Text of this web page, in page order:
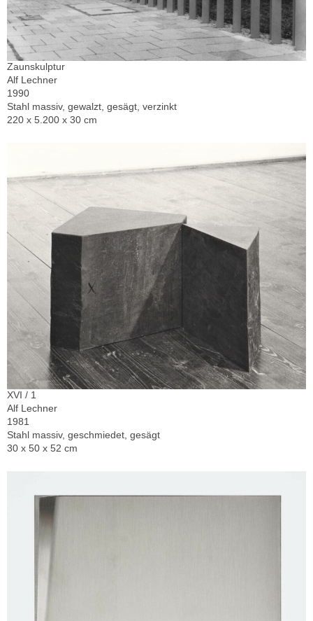
Zaunskulptur
Alf Lechner
1990
Stahl massiv, gewalzt, gesägt, verzinkt
220 x 5.200 x 30 cm
XVI / 1
Alf Lechner
1981
Stahl massiv, geschmiedet, gesägt
30 x 50 x 52 cm